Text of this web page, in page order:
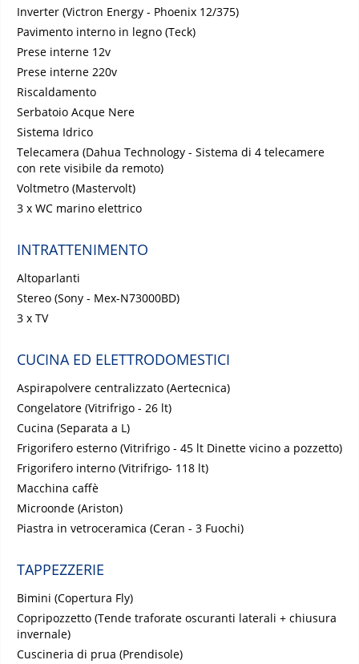
Inverter (Victron Energy - Phoenix 12/375)
Pavimento interno in legno (Teck)
Prese interne 12v
Prese interne 220v
Riscaldamento
Serbatoio Acque Nere
Sistema Idrico
Telecamera (Dahua Technology - Sistema di 4 telecamere
con rete visibile da remoto)
Voltmetro (Mastervolt)
3 x WC marino elettrico
INTRATTENIMENTO
Altoparlanti
Stereo (Sony - Mex-N73000BD)
3 x TV
CUCINA ED ELETTRODOMESTICI
Aspirapolvere centralizzato (Aertecnica)
Congelatore (Vitrifrigo - 26 lt)
Cucina (Separata a L)
Frigorifero esterno (Vitrifrigo - 45 lt Dinette vicino a pozzetto)
Frigorifero interno (Vitrifrigo- 118 lt)
Macchina caffè
Microonde (Ariston)
Piastra in vetroceramica (Ceran - 3 Fuochi)
TAPPEZZERIE
Bimini (Copertura Fly)
Copripozzetto (Tende traforate oscuranti laterali + chiusura
invernale)
Cuscineria di prua (Prendisole)